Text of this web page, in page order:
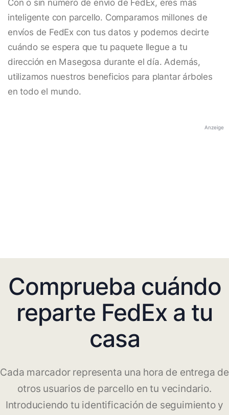
Con o sin número de envío de FedEx, eres más
inteligente con parcello. Comparamos millones de
envíos de FedEx con tus datos y podemos decirte
cuándo se espera que tu paquete llegue a tu
dirección en Masegosa durante el día. Además,
utilizamos nuestros beneficios para plantar árboles
en todo el mundo.
Anzeige
Comprueba cuándo
reparte FedEx a tu
casa
Cada marcador representa una hora de entrega de
otros usuarios de parcello en tu vecindario.
Introduciendo tu identificación de seguimiento y